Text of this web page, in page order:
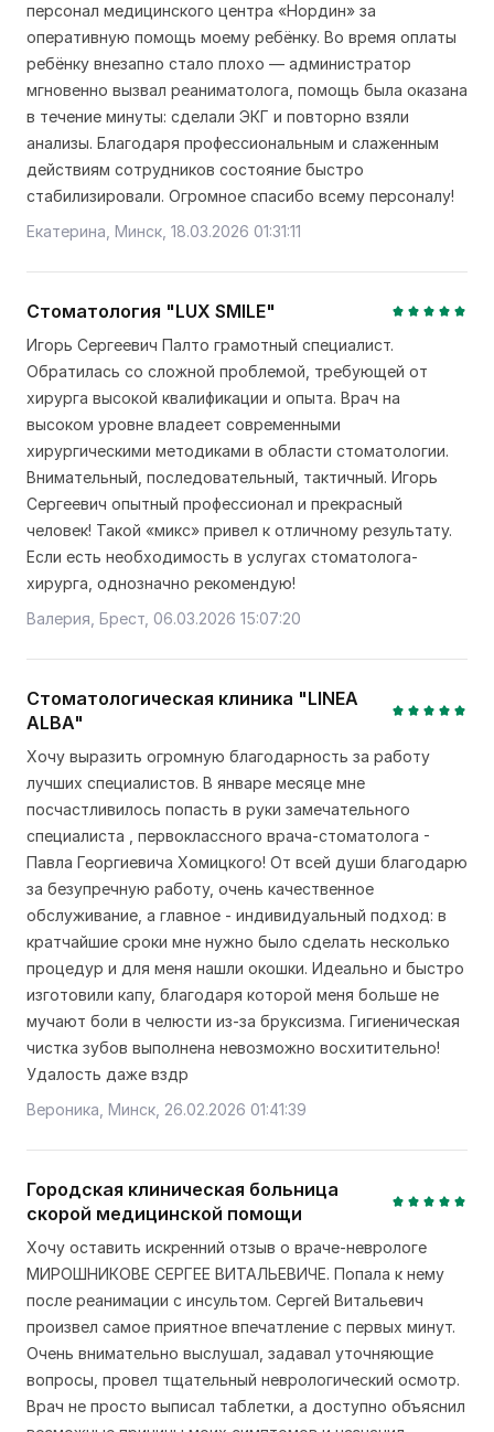
персонал медицинского центра «Нордин» за
оперативную помощь моему ребёнку. Во время оплаты
ребёнку внезапно стало плохо — администратор
мгновенно вызвал реаниматолога, помощь была оказана
в течение минуты: сделали ЭКГ и повторно взяли
анализы. Благодаря профессиональным и слаженным
действиям сотрудников состояние быстро
стабилизировали. Огромное спасибо всему персоналу!
Екатерина, Минск, 18.03.2026 01:31:11
Стоматология "LUX SMILE"
Игорь Сергеевич Палто грамотный специалист.
Обратилась со сложной проблемой, требующей от
хирурга высокой квалификации и опыта. Врач на
высоком уровне владеет современными
хирургическими методиками в области стоматологии.
Внимательный, последовательный, тактичный. Игорь
Сергеевич опытный профессионал и прекрасный
человек! Такой «микс» привел к отличному результату.
Если есть необходимость в услугах стоматолога-
хирурга, однозначно рекомендую!
Валерия, Брест, 06.03.2026 15:07:20
Стоматологическая клиника "LINEA
ALBA"
Хочу выразить огромную благодарность за работу
лучших специалистов. В январе месяце мне
посчастливилось попасть в руки замечательного
специалиста , первоклассного врача-стоматолога -
Павла Георгиевича Хомицкого! От всей души благодарю
за безупречную работу, очень качественное
обслуживание, а главное - индивидуальный подход: в
кратчайшие сроки мне нужно было сделать несколько
процедур и для меня нашли окошки. Идеально и быстро
изготовили капу, благодаря которой меня больше не
мучают боли в челюсти из-за бруксизма. Гигиеническая
чистка зубов выполнена невозможно восхитительно!
Удалость даже вздр
Вероника, Минск, 26.02.2026 01:41:39
Городская клиническая больница
скорой медицинской помощи
Хочу оставить искренний отзыв о враче-неврологе
МИРОШНИКОВЕ СЕРГЕЕ ВИТАЛЬЕВИЧЕ. Попала к нему
после реанимации с инсультом. Сергей Витальевич
произвел самое приятное впечатление с первых минут.
Очень внимательно выслушал, задавал уточняющие
вопросы, провел тщательный неврологический осмотр.
Врач не просто выписал таблетки, а доступно объяснил